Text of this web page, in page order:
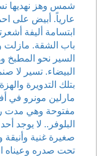
شمس وهز نهديها
عارياً. أبيض على
ابتسامة أليفة
باب الشقة. مازلت
السير نحو المطبخ
البيضاء. تسير لا
بتلك التدويرة
مارلين مونرو في
مفتوحة وهي مدت
البلوفر.. لا يوجد
صغيرة غنية
تحت صدره وعيناه